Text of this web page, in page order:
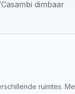
dimbaar
ruimtes.